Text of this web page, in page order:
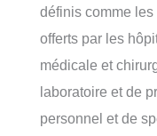
définis comme
offerts par les
médicale et
laboratoire et de
personnel et de